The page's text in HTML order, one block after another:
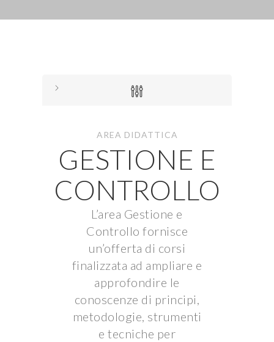
AREA DIDATTICA
GESTIONE E
CONTROLLO
L’area Gestione e
Controllo fornisce
un’offerta di corsi
finalizzata ad ampliare e
approfondire le
conoscenze di principi,
metodologie, strumenti
e tecniche per